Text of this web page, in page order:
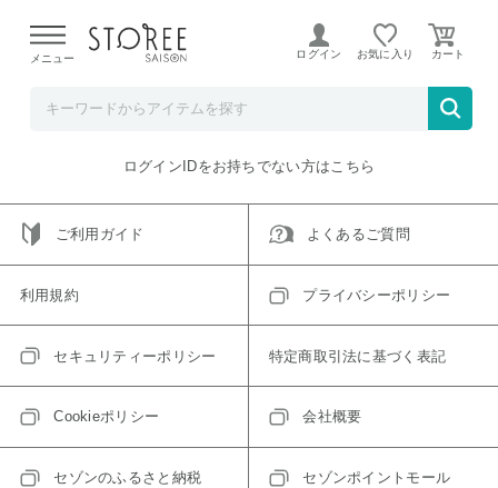
よる配送遅延が発生しております。
メニュー ログイン お気に入り
ご指定のアイテムは取り扱い終了、またはただいま取り扱い
トップへ戻る
ログインIDをお持ちでない方はこちら
ご利用ガイド よくあるご質問
利用規約 プライバシーポリシー
セキュリティーポリシー 特定商取引法に基づく表記
Cookieポリシー 会社概要
セゾンのふるさと納税 セゾンポイントモール